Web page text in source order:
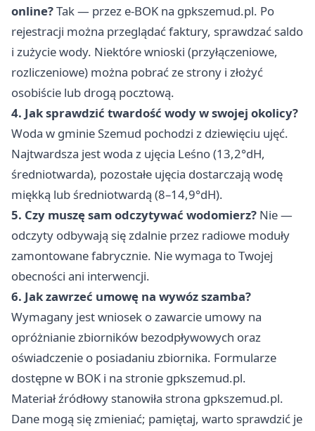
online?Tak — przez e-BOK na gpkszemud.pl. Po
rejestracji można przeglądać faktury, sprawdzać saldo
i zużycie wody. Niektóre wnioski (przyłączeniowe,
rozliczeniowe) można pobrać ze strony i złożyć
osobiście lub drogą pocztową.
4. Jak sprawdzić twardość wody w swojej okolicy?
Woda w gminie Szemud pochodzi z dziewięciu ujęć.
Najtwardsza jest woda z ujęcia Leśno (13,2°dH,
średniotwarda), pozostałe ujęcia dostarczają wodę
miękką lub średniotwardą (8–14,9°dH).
5. Czy muszę sam odczytywać wodomierz? Nie —
odczyty odbywają się zdalnie przez radiowe moduły
zamontowane fabrycznie. Nie wymaga to Twojej
obecności ani interwencji.
6. Jak zawrzeć umowę na wywóz szamba?
Wymagany jest wniosek o zawarcie umowy na
opróżnianie zbiorników bezodpływowych oraz
oświadczenie o posiadaniu zbiornika. Formularze
dostępne w BOK i na stronie gpkszemud.pl.
Materiał źródłowy stanowiła strona gpkszemud.pl.
Dane mogą się zmieniać; pamiętaj, warto sprawdzić je